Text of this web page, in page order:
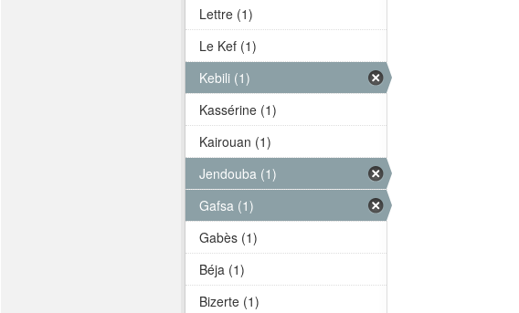
Lettre (1)
Le Kef (1)
Kebili (1)
Kassérine (1)
Kairouan (1)
Jendouba (1)
Gafsa (1)
Gabès (1)
Béja (1)
Bizerte (1)